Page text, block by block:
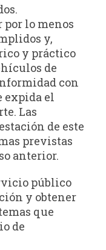
lo menos
y,
y práctico
de
con
expida el
Las
de este
previstas
anterior.
público
y obtener
que
de